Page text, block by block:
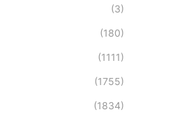
(3)
(180)
(1111)
(1755)
(1834)